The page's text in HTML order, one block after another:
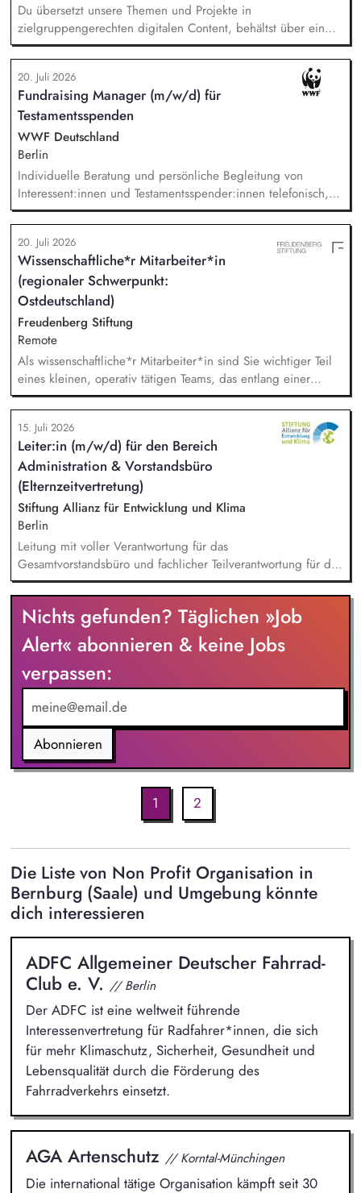
Du übersetzt unsere Themen und Projekte in
zielgruppengerechten digitalen Content, behältst über ein
systematisches Performance-Tracking den Erfolg unserer
Seiten und Mailings im Blick und berätst das Team als
strategische*r Sparringspartner*in für digitale Trends,
Plattformfragen und den Einsatz von KI. Du übernimmst die
technische und operative Betreuung unserer gesamten
Webseiten-Landschaft und verantwortest die strategische
Weiterentwicklung von HubSpot.
20. Juli 2026
Fundraising Manager (m/w/d) für
Testamentsspenden
WWF Deutschland
Berlin
Individuelle Beratung und persönliche Begleitung von
Interessent:innen und Testamentsspender:innen telefonisch,
per E-Mail sowie bei persönlichen Gesprächen. Strategische
Weiterentwicklung des Erbschaftsfundraisings und der Donor
Journeys – von der Lead-Akquise über Stewardship bis hin
zur individuellen Förder:innen-Kommunikation. Systematische
Planung, Steuerung und Umsetzung von Werbemaßnahmen,
Nachlass-Mailings oder Telefonie-Aktionen sowie die
Durchführung von analogen und digitalen Veranstaltungen.
20. Juli 2026
Wissenschaftliche*r Mitarbeiter*in
(regionaler Schwerpunkt:
Ostdeutschland)
Freudenberg Stiftung
Remote
Als wissenschaftliche*r Mitarbeiter*in sind Sie wichtiger Teil
eines kleinen, operativ tätigen Teams, das entlang einer
klaren Programmatik langfristig soziale Innovation
implementiert. Sie unterstützen die Geschäftsführung bei der
Umsetzung der Stiftungsprogrammatik und entwickeln dabei
die Internationalisierungsstrategie der Stiftung weiter. Sie
übersetzen wissenschaftliche Erkenntnisse in
alltagsangebundene Handlungsansätze entlang unserer
Stiftungsprogrammatik.
15. Juli 2026
Leiter:in (m/w/d) für den Bereich
Administration & Vorstandsbüro
(Elternzeitvertretung)
Stiftung Allianz für Entwicklung und Klima
Berlin
Leitung mit voller Verantwortung für das
Gesamtvorstandsbüro und fachlicher Teilverantwortung für die
Mitarbeitenden der Vorstandsbüros. Budgetsteuerung
Vorstandsbüro. Management des Berichtswesens; Steuerung
und Sicherstellung der fristgerechten Abgabe. Inhaltliche
Vorbereitung, Steuerung, Durchführung und Nachbereitung
von Terminen mit satzungsgemäßen Gremien (Kuratorium,
Beirat). Analyse, Bewertung und Ausarbeitung von
Entscheidungsvorlagen sowie von strategischen und
operativen Aufgabenstellungen.
Nichts gefunden? Täglichen »Job
Alert« abonnieren & keine Jobs
verpassen:
Abonnieren
1 2
Die Liste von Non Profit Organisation in
Bernburg (Saale) und Umgebung könnte
dich interessieren
ADFC Allgemeiner Deutscher Fahrrad-
Club e. V. // Berlin
Der ADFC ist eine weltweit führende
Interessenvertretung für Radfahrer*innen, die sich
für mehr Klimaschutz, Sicherheit, Gesundheit und
Lebensqualität durch die Förderung des
Fahrradverkehrs einsetzt.
AGA Artenschutz // Korntal-Münchingen
Die international tätige Organisation kämpft seit 30